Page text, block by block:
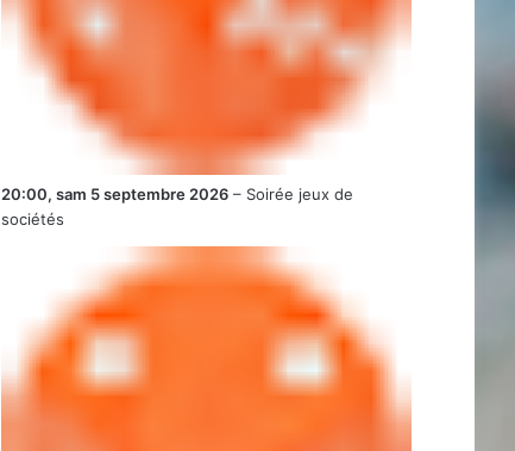
20:00, sam 5 septembre 2026 – Soirée jeux de
sociétés